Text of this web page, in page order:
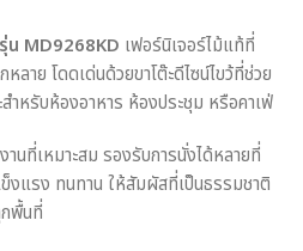
น MD9268KD เฟอร์นิเจอร์ไม้แท้ที่
ลาย โดดเด่นด้วยขาโต๊ะดีไซน์ไขว้ที่ช่วย
ำหรับห้องอาหาร ห้องประชุม หรือคาเฟ่
านที่เหมาะสม รองรับการนั่งได้หลายที่
แรง ทนทาน ให้สัมผัสที่เป็นธรรมชาติ
พื้นที่